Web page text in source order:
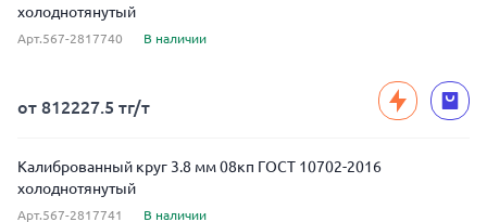
холоднотянутый
Арт.567-2817740 В наличии
от 812227.5 тг/т
Калиброванный круг 3.8 мм 08кп ГОСТ 10702-2016
холоднотянутый
Арт.567-2817741 В наличии